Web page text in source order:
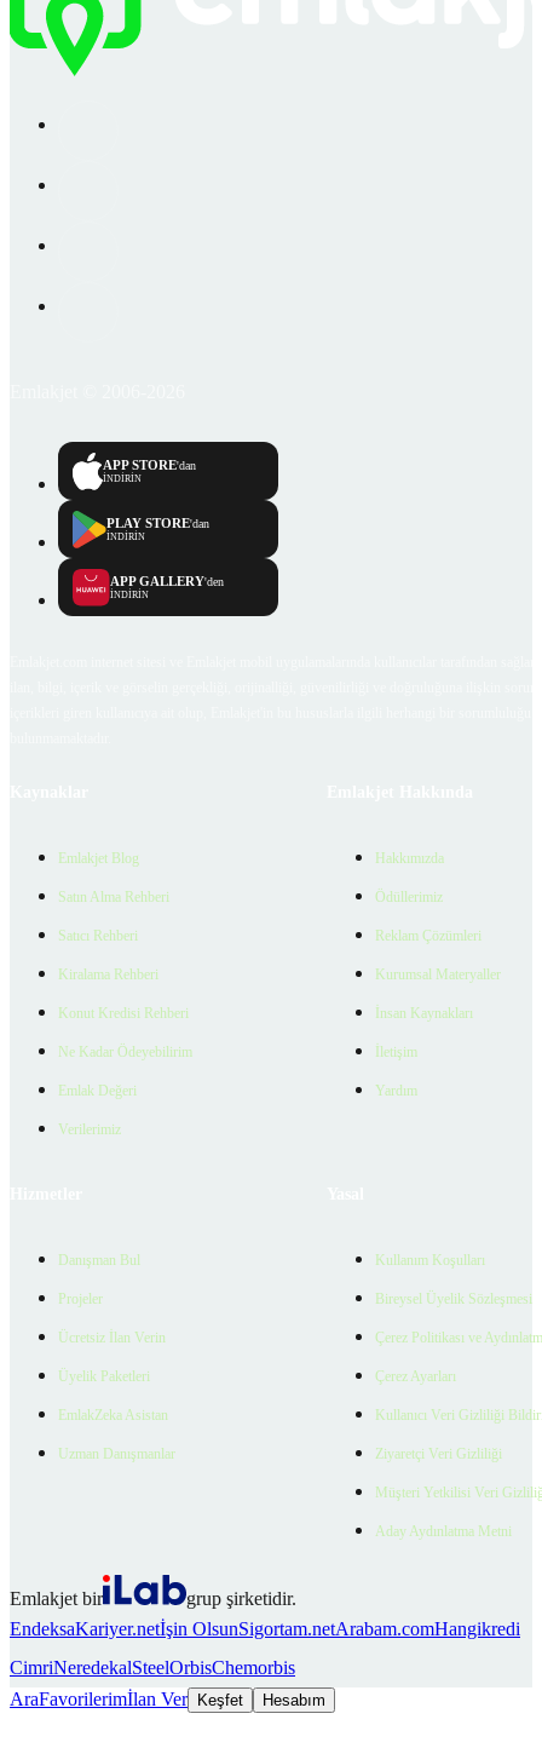
APP STORE'dan
İNDİRİN
PLAY STORE'dan
İNDİRİN
APP GALLERY'den
İNDİRİN
Emlakjet Blog
Satın Alma Rehberi
Satıcı Rehberi
Kiralama Rehberi
Konut Kredisi Rehberi
Ne Kadar Ödeyebilirim
Emlak Değeri
Verilerimiz
Hakkımızda
Ödüllerimiz
Reklam Çözümleri
Kurumsal Materyaller
İnsan Kaynakları
İletişim
Yardım
Danışman Bul
Projeler
Ücretsiz İlan Verin
Üyelik Paketleri
EmlakZeka Asistan
Uzman Danışmanlar
Kullanım Koşulları
Bireysel Üyelik Sözleşmesi
Çerez Politikası ve
Çerez Ayarları
Kullanıcı Veri Gizliliği
Ziyaretçi Veri Gizliliği
Müşteri Yetkilisi Veri
Aday Aydınlatma Metni
Emlakjet bir
grup şirketidir.
EndeksaKariyer.netİşin OlsunSigortam.netArabam.comHangikredi
CimriNeredekalSteelOrbisChemorbis
AraFavorilerimİlan Ver Keşfet Hesabım